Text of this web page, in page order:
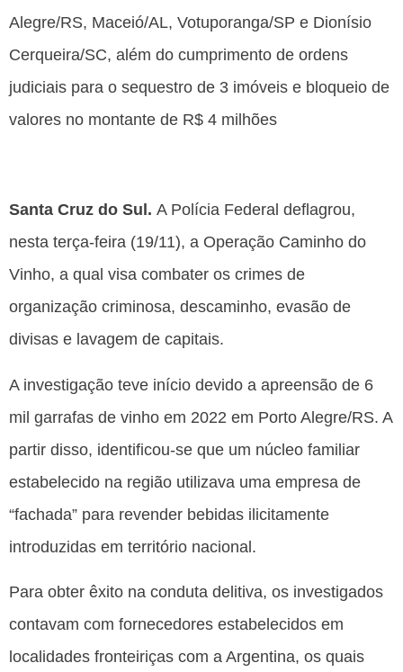
Alegre/RS, Maceió/AL, Votuporanga/SP e Dionísio
Cerqueira/SC, além do cumprimento de ordens
judiciais para o sequestro de 3 imóveis e bloqueio de
valores no montante de R$ 4 milhões
Santa Cruz do Sul. A Polícia Federal deflagrou,
nesta terça-feira (19/11), a Operação Caminho do
Vinho, a qual visa combater os crimes de
organização criminosa, descaminho, evasão de
divisas e lavagem de capitais.
A investigação teve início devido a apreensão de 6
mil garrafas de vinho em 2022 em Porto Alegre/RS. A
partir disso, identificou-se que um núcleo familiar
estabelecido na região utilizava uma empresa de
“fachada” para revender bebidas ilicitamente
introduzidas em território nacional.
Para obter êxito na conduta delitiva, os investigados
contavam com fornecedores estabelecidos em
localidades fronteiriças com a Argentina, os quais